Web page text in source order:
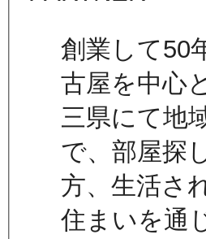
創業して50
古屋を中心
三県にて地
で、部屋探
方、生活さ
住まいを通